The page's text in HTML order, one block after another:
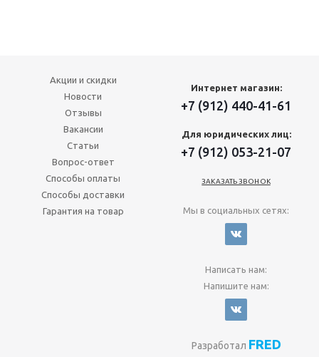
Акции и скидки
Новости
Отзывы
Вакансии
Статьи
Вопрос-ответ
Способы оплаты
Способы доставки
Гарантия на товар
Интернет магазин:
+7 (912) 440-41-61
Для юридических лиц:
+7 (912) 053-21-07
ЗАКАЗАТЬ ЗВОНОК
Мы в социальных сетях:
Написать нам:
Напишите нам:
Разработал FRED